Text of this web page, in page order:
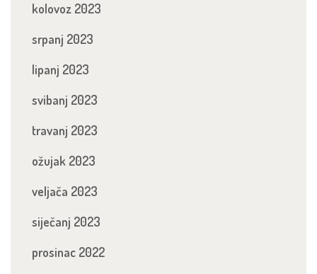
kolovoz 2023
srpanj 2023
lipanj 2023
svibanj 2023
travanj 2023
ožujak 2023
veljača 2023
siječanj 2023
prosinac 2022